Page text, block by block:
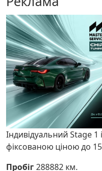
Індивідуальний Stage 1
фіксованою ціною до
Пробіг288882 км.